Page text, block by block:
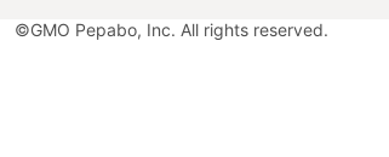
©GMO Pepabo, Inc. All rights reserved.